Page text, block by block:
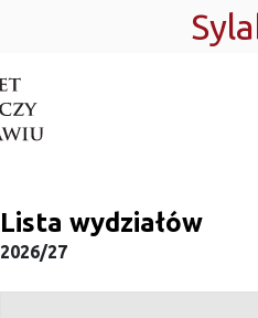
Lista wydziałów
2026/27